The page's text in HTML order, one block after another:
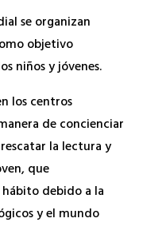
se organizan
objetivo
niños y jóvenes.
los centros
de concienciar
la lectura y
que
debido a la
y el mundo